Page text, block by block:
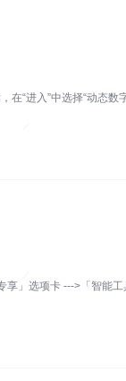
“进入”中选择“动态数字
」选项卡 --->「智能